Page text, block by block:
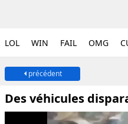
LOL WIN FAIL OMG
précédent
Des véhicules